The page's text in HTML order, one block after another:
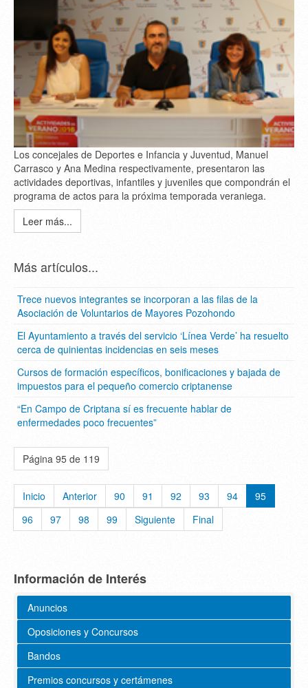
Los concejales de Deportes e Infancia y Juventud, Manuel
Carrasco y Ana Medina respectivamente, presentaron las
actividades deportivas, infantiles y juveniles que compondrán el
programa de actos para la próxima temporada veraniega.
Leer más...
Más artículos...
Trece nuevos integrantes se incorporan a las filas de la
Asociación de Voluntarios de Mayores Pozohondo
El Ayuntamiento a través del servicio ‘Línea Verde’ ha resuelto
cerca de quinientas incidencias en seis meses
Cursos de formación específicos, bonificaciones y bajada de
impuestos para el pequeño comercio criptanense
“En Campo de Criptana sí es frecuente hablar de
enfermedades poco frecuentes”
Página 95 de 119
Inicio Anterior 90 91 92 93 94
95
96
97 98 99 Siguiente Final
Información de Interés
Anuncios
Oposiciones y Concursos
Bandos
Premios concursos y certámenes